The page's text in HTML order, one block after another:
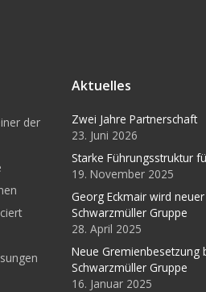
der
Aktuelles
Zwei Jahre Partnerschaft
23. Juni 2026
Starke Führungsstruktur
19. November 2025
Georg Eckmair wird
Schwarzmüller Gruppe
28. April 2025
Neue Gremienbesetzung
Schwarzmüller Gruppe
16. Januar 2025